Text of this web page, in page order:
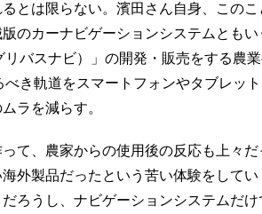
とは限らない。濱田さん自身、このこ
のカーナビゲーションシステムともい
バスナビ）」の開発・販売をする農
き軌道をスマートフォンやタブレッ
ラを減らす。
て、農家からの使用後の反応も上々だ
外製品だったという苦い体験をしてい
ろうし、ナビゲーションシステムだけ